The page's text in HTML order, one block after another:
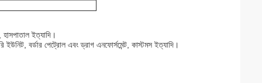
ইত্যাদি।
ইউনিট, বর্ডার পেট্রোল এবং ড্রাগ এনফোর্সমেন্ট, কাস্টমস ইত্যাদি।